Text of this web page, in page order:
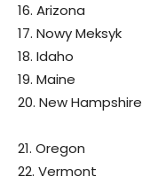
16. Arizona
17. Nowy Meksyk
18. Idaho
19. Maine
20. New Hampshire
21. Oregon
22. Vermont